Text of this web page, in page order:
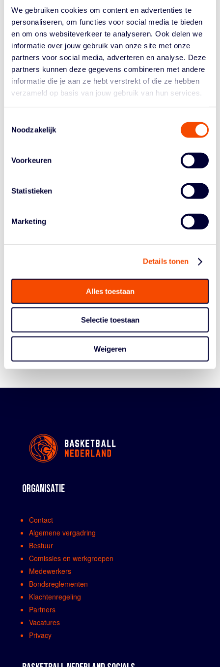
We gebruiken cookies om content en advertenties te
personaliseren, om functies voor social media te bieden
en om ons websiteverkeer te analyseren. Ook delen we
informatie over jouw gebruik van onze site met onze
partners voor social media, adverteren en analyse. Deze
partners kunnen deze gegevens combineren met andere
informatie die je aan ze hebt verstrekt of die ze hebben
verzameld op basis van jouw gebruik van hun services.
Noodzakelijk
Voorkeuren
Statistieken
Marketing
Details tonen
Alles toestaan
Selectie toestaan
Weigeren
dan bij de jongeren van de academie. Eddy legt die
verschillen uit.
Datum: 26 februari 2024
Tijd:18.00 – 19.00 uur
Locatie:Sportcampus Zuiderpark, Den Haag
Toegang:Gratis
Let op! Een kaartje voor de interland is
De clinic is theoretisch van aard. Eddy zal coaches wel
Conditioning’ toe te passen in hun eigen
Wil jij bij de clinic aanwezig zijn? Meld je dan aan viade
Lions Academy.
Algemene Vergadering
Bestuur En Commissies
Medewerkers
ORGANISATIE
Contact
Algemene vergadring
Bestuur
Comissies en werkgroepen
Medewerkers
Bondsreglementen
Klachtenregeling
Partners
Vacatures
Privacy